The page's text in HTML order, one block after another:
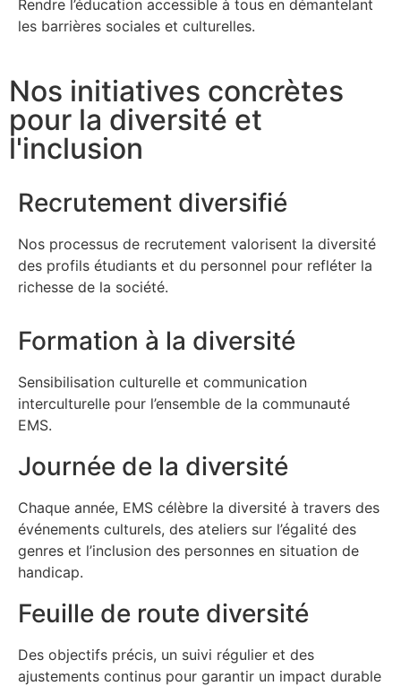
Rendre l’éducation accessible à tous en démantelant
les barrières sociales et culturelles.
Nos initiatives concrètes
pour la diversité et
l'inclusion
Recrutement diversifié
Nos processus de recrutement valorisent la diversité
des profils étudiants et du personnel pour refléter la
richesse de la société.
Formation à la diversité
Sensibilisation culturelle et communication
interculturelle pour l’ensemble de la communauté
EMS.
Journée de la diversité
Chaque année, EMS célèbre la diversité à travers des
événements culturels, des ateliers sur l’égalité des
genres et l’inclusion des personnes en situation de
handicap.
Feuille de route diversité
Des objectifs précis, un suivi régulier et des
ajustements continus pour garantir un impact durable